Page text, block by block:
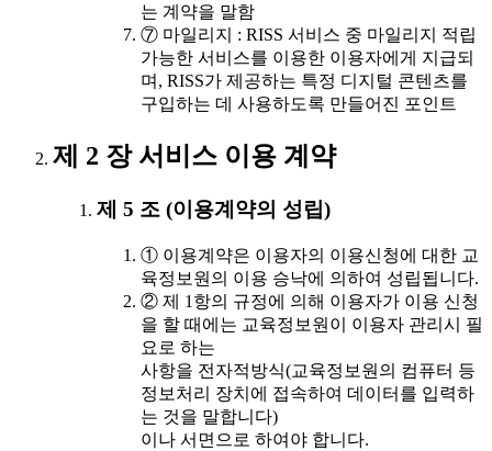
는 계약을 말함
⑦ 마일리지 : RISS 서비스 중 마일리지 적립
가능한 서비스를 이용한 이용자에게 지급되
며, RISS가 제공하는 특정 디지털 콘텐츠를
구입하는 데 사용하도록 만들어진 포인트
제 2 장 서비스 이용 계약
제 5 조 (이용계약의 성립)
① 이용계약은 이용자의 이용신청에 대한 교
육정보원의 이용 승낙에 의하여 성립됩니다.
② 제 1항의 규정에 의해 이용자가 이용 신청
을 할 때에는 교육정보원이 이용자 관리시 필
요로 하는
사항을 전자적방식(교육정보원의 컴퓨터 등
정보처리 장치에 접속하여 데이터를 입력하
는 것을 말합니다)
이나 서면으로 하여야 합니다.